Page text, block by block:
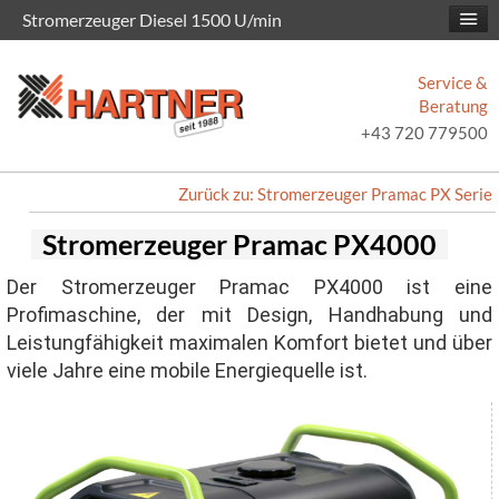
Service &
Beratung
+43 720 779500
Zurück zu: Stromerzeuger Pramac PX Serie
Stromerzeuger Pramac PX4000
Der Stromerzeuger Pramac PX4000 ist eine
Profimaschine, der mit Design, Handhabung und
Leistungfähigkeit maximalen Komfort bietet und über
viele Jahre eine mobile Energiequelle ist.
Stromerzeuger Diesel 1500 U/min